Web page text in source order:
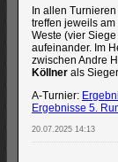
In allen
treffen jeweils
Weste (vier
aufeinander. Im
zwischen Andre
Köllner als
A-Turnier:
Ergebnisse 5.
20.07.2025 14:13